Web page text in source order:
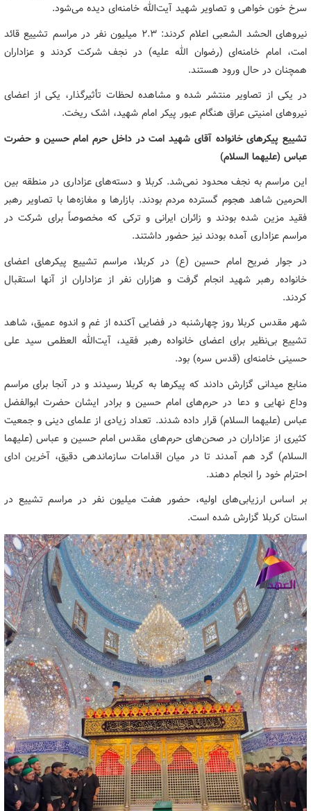
سرخ خون خواهی و تصاویر شهید آیت‌الله خامنه‌ای دیده می‌شود.
نیروهای الحشد الشعبی اعلام کردند: ۲.۳ میلیون نفر در مراسم تشییع قائد
امت، امام خامنه‌ای (رضوان الله علیه) در نجف شرکت کردند و عزاداران
همچنان در حال ورود هستند.
در یکی از تصاویر منتشر شده و مشاهده لحظات تأثیرگذار، یکی از اعضای
نیروهای امنیتی عراق هنگام عبور پیکر امام شهید، اشک ریخت.
تشییع پیکرهای خانواده آقای شهید امت در داخل حرم امام حسین و حضرت
عباس (علیهما السلام)
این مراسم به نجف محدود نمی‌شد. کربلا و دسته‌های عزاداری در منطقه بین
الحرمین شاهد هجوم گسترده مردم بودند. بازارها و مغازه‌ها با تصاویر رهبر
فقید مزین شده بودند و زائران ایرانی و ترکی که مخصوصاً برای شرکت در
مراسم عزاداری آمده بودند نیز حضور داشتند.
در جوار ضریح امام حسین (ع) در کربلا، مراسم تشییع پیکرهای اعضای
خانواده رهبر شهید انجام گرفت و هزاران نفر از عزاداران از آنها استقبال
کردند.
شهر مقدس کربلا روز چهارشنبه در فضایی آکنده از غم و اندوه عمیق، شاهد
تشییع بی‌نظیر برای اعضای خانواده رهبر فقید، آیت‌الله العظمی سید علی
حسینی خامنه‌ای (قدس سره) بود.
منابع میدانی گزارش دادند که پیکرها به کربلا رسیدند و در آنجا برای مراسم
وداع نهایی و دعا در حرم‌های امام حسین و برادر ایشان حضرت ابوالفضل
عباس (علیهما السلام) قرار داده شدند. تعداد زیادی از علمای دینی و جمعیت
کثیری از عزاداران در صحن‌های حرم‌های مقدس امام حسین و عباس (علیهما
السلام) گرد هم آمدند تا در میان اقدامات سازماندهی دقیق، آخرین ادای
احترام خود را انجام دهند.
بر اساس ارزیابی‌های اولیه، حضور هفت میلیون نفر در مراسم تشییع در
استان کربلا گزارش شده است.